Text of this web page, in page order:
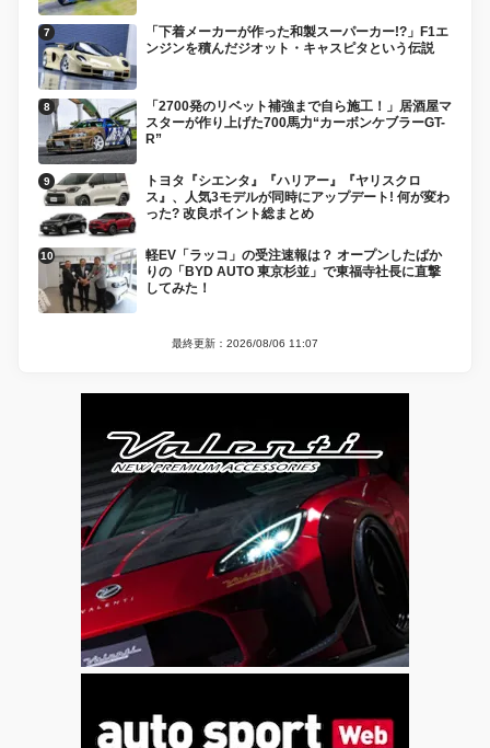
「下着メーカーが作った和製スーパーカー!?」F1エ
ンジンを積んだジオット・キャスピタという伝説
「2700発のリベット補強まで自ら施工！」居酒屋マ
スターが作り上げた700馬力“カーボンケブラーGT-
R”
トヨタ『シエンタ』『ハリアー』『ヤリスクロ
ス』、人気3モデルが同時にアップデート! 何が変わ
った? 改良ポイント総まとめ
軽EV「ラッコ」の受注速報は？ オープンしたばか
りの「BYD AUTO 東京杉並」で東福寺社長に直撃
してみた！
最終更新：2026/08/06 11:07